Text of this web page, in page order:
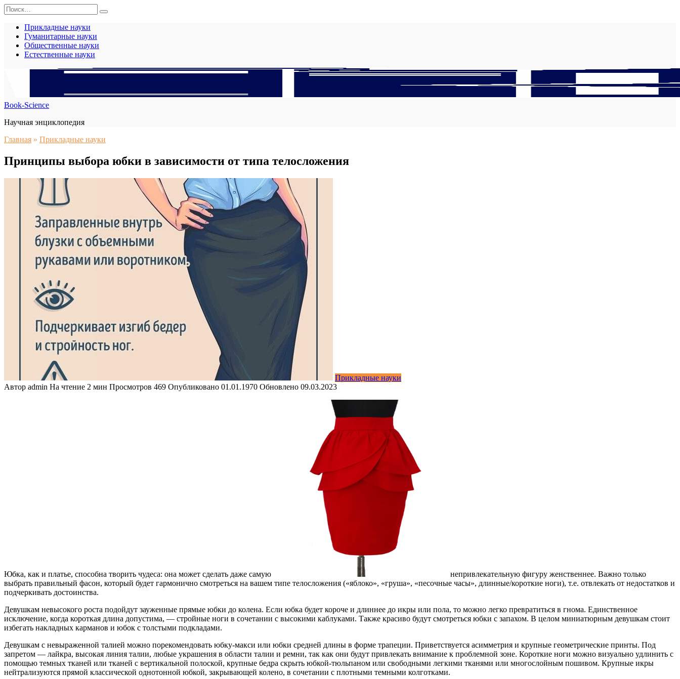
Перейти
к
содержанию
Search
for:
Прикладные науки
Гуманитарные науки
Общественные науки
Естественные науки
Book-Science
Научная энциклопедия
Главная » Прикладные науки
Принципы выбора юбки в зависимости от типа телосложения
Прикладные науки
Автор admin На чтение 2 мин Просмотров 469 Опубликовано 01.01.1970 Обновлено 09.03.2023
Юбка, как и платье, способна творить чудеса: она может сделать даже самую
непривлекательную фигуру женственнее. Важно только
выбрать правильный фасон, который будет гармонично смотреться на вашем типе телосложения («яблоко», «груша», «песочные часы», длинные/короткие ноги), т.е. отвлекать от недостатков и
подчеркивать достоинства.
Девушкам невысокого роста подойдут зауженные прямые юбки до колена. Если юбка будет короче и длиннее до икры или пола, то можно легко превратиться в гнома. Единственное
исключение, когда короткая длина допустима, — стройные ноги в сочетании с высокими каблуками. Также красиво будут смотреться юбки с запахом. В целом миниатюрным девушкам стоит
избегать накладных карманов и юбок с толстыми подкладами.
Девушкам с невыраженной талией можно порекомендовать юбку-макси или юбки средней длины в форме трапеции. Приветствуется асимметрия и крупные геометрические принты. Под
запретом — лайкра, высокая линия талии, любые украшения в области талии и ремни, так как они будут привлекать внимание к проблемной зоне. Короткие ноги можно визуально удлинить с
помощью темных тканей или тканей с вертикальной полоской, крупные бедра скрыть юбкой-тюльпаном или свободными легкими тканями или многослойным пошивом. Крупные икры
нейтрализуются прямой классической однотонной юбкой, закрывающей колено, в сочетании с плотными темными колготками.